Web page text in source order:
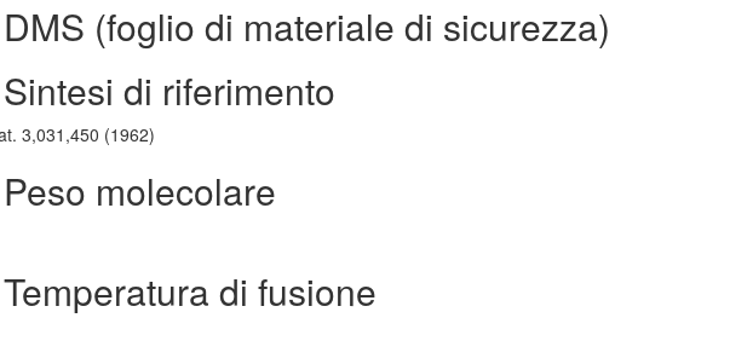
(foglio di materiale di sicurezza)
di riferimento
3,031,450 (1962)
molecolare
di fusione